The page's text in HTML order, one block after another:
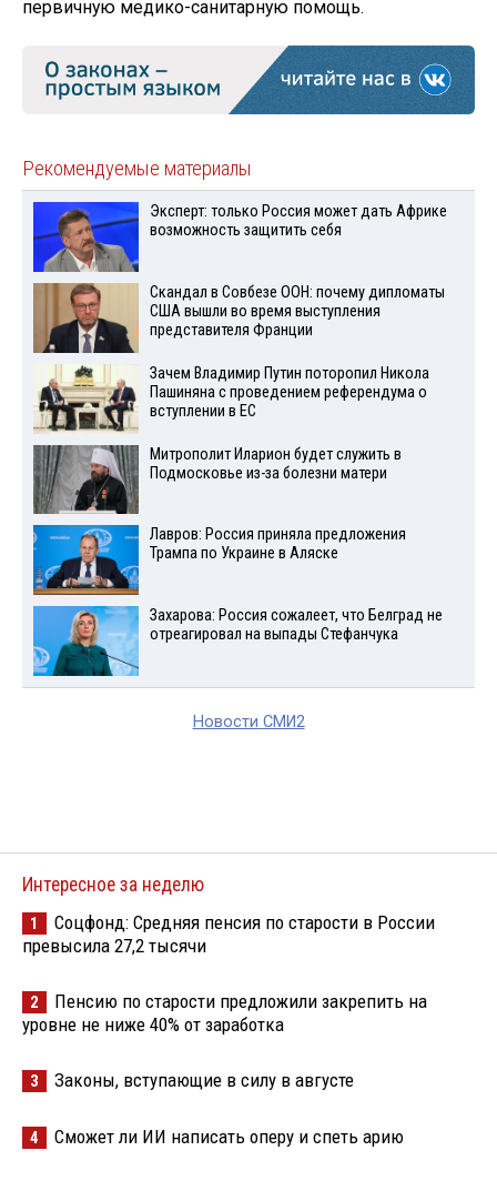
первичную медико-санитарную помощь.
Рекомендуемые материалы
Эксперт: только Россия может дать Африке
возможность защитить себя
Скандал в Совбезе ООН: почему дипломаты
США вышли во время выступления
представителя Франции
Зачем Владимир Путин поторопил Никола
Пашиняна с проведением референдума о
вступлении в ЕС
Митрополит Иларион будет служить в
Подмосковье из-за болезни матери
Лавров: Россия приняла предложения
Трампа по Украине в Аляске
Захарова: Россия сожалеет, что Белград не
отреагировал на выпады Стефанчука
Новости СМИ2
Интересное за неделю
1
Соцфонд: Средняя пенсия по старости в России
превысила 27,2 тысячи
2
Пенсию по старости предложили закрепить на
уровне не ниже 40% от заработка
3 Законы, вступающие в силу в августе
4 Сможет ли ИИ написать оперу и спеть арию